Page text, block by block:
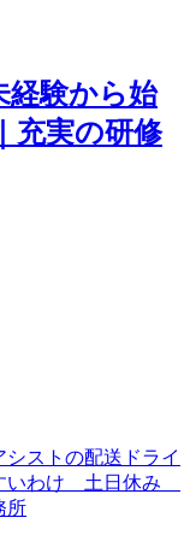
経験から始
充実の研修